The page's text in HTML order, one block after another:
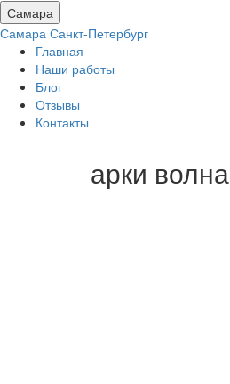
Самара
Самара Санкт-Петербург
Главная
Наши работы
Блог
Отзывы
Контакты
арки волна